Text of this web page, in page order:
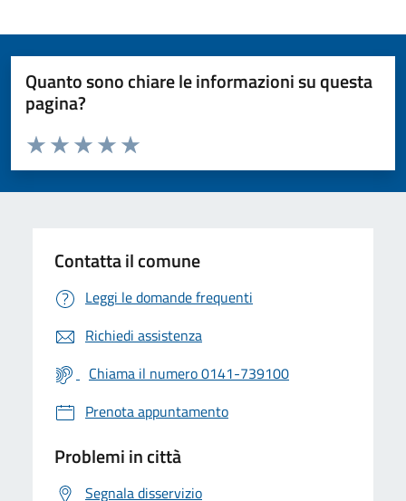
Quanto sono chiare le informazioni su questa
pagina?
Valuta da 1 a 5 stelle la pagina
Valuta 5 stelle su 5
Valuta 4 stelle su 5
Valuta 3 stelle su 5
Valuta 2 stelle su 5
Valuta 1 stelle su 5
Contatta il comune
Leggi le domande frequenti
Richiedi assistenza
Chiama il numero 0141-739100
Prenota appuntamento
Problemi in città
Segnala disservizio